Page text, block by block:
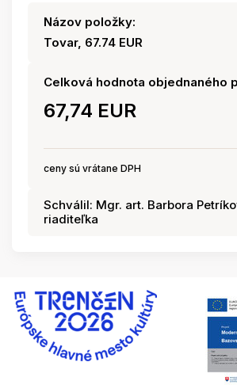
Názov položky:
Tovar, 67.74 EUR
Celková hodnota objednaného
67,74 EUR
ceny sú vrátane DPH
Schválil: Mgr. art. Barbora
riaditeľka